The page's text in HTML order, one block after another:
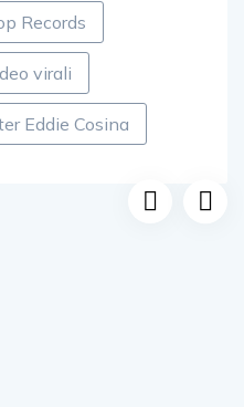
Records
virali
Eddie Cosina